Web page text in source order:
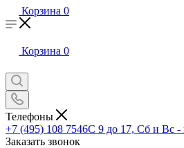
Корзина 0
Корзина 0
Телефоны
+7 (495) 108 7546С 9 до 17, Сб и Вс -
Заказать звонок